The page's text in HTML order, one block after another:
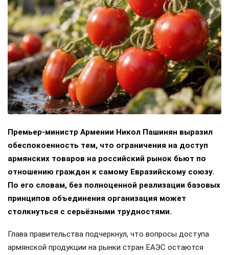
Премьер-министр Армении Никол Пашинян выразил
обеспокоенность тем, что ограничения на доступ
армянских товаров на российский рынок бьют по
отношению граждан к самому Евразийскому союзу.
По его словам, без полноценной реализации базовых
принципов объединения организация может
столкнуться с серьёзными трудностями.
Глава правительства подчеркнул, что вопросы доступа
армянской продукции на рынки стран ЕАЭС остаются